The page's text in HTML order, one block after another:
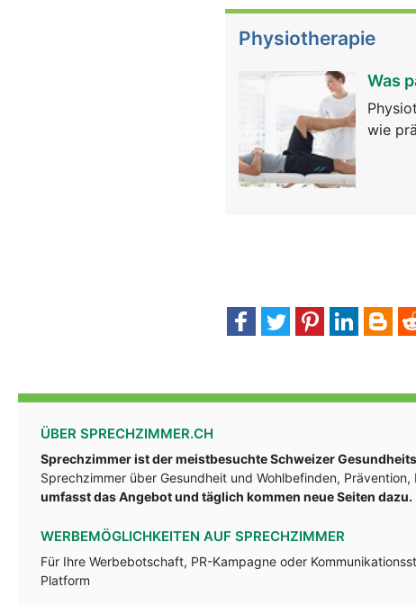
Physiotherapie
Was
wie
ÜBER SPRECHZIMMER.CH
Sprechzimmer ist der meistbesuchte Schweizer
Sprechzimmer über Gesundheit und Wohlbefinden,
umfasst das Angebot und täglich kommen neue Seiten dazu.
WERBEMÖGLICHKEITEN AUF SPRECHZIMMER
Für Ihre Werbebotschaft, PR-Kampagne oder
Platform